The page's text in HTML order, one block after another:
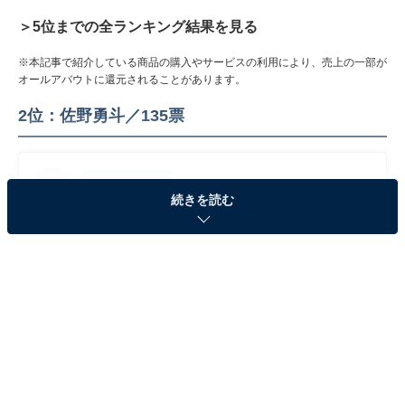
＞5位までの全ランキング結果を見る
※本記事で紹介している商品の購入やサービスの利用により、売上の一部が
オールアバウトに還元されることがあります。
2位：佐野勇斗／135票
続きを読む